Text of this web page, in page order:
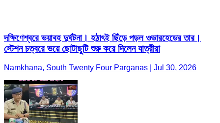
দক্ষিণেশ্বরে ভয়াবহ দুর্ঘটনা। হঠাৎই ছিঁড়ে পড়ল ওভারহেডের তার।
স্টেশন চত্বরে ভয়ে ছোটাছুটি শুরু করে দিলেন যাত্রীরা
Namkhana, South Twenty Four Parganas | Jul 30, 2026